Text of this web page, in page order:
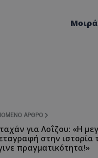
ΆΡΘΡΟ
για Λοΐζου: «Η
στην ιστορία
πραγματικότητα!»